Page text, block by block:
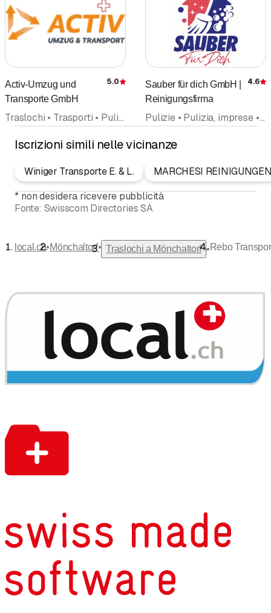
Activ-Umzug und
Transporte GmbH
Recensione
5.0
Traslochi • Trasporti • Pulizie • Pulizia, imprese • Depositi di Mobili • Sgombero • Rottami smaltimento e riciclaggio • Imballaggi
Sauber für dich GmbH |
Reinigungsfirma
4.6
Pulizie • Pulizia, imprese • Portineria e servizi immobili • Pulizia edifici • Pulizia manutentiva • Traslochi • Pulizia dell'appartamento • Tappeti, manutenzione e pulizia
Iscrizioni simili nelle vicinanze
Winiger Transporte E. & L.
MARCHESI
* non desidera ricevere pubblicità
Fonte: Swisscom Directories SA
local.ch•Mönchaltorf• Traslochi a Mönchaltorf •Rebo